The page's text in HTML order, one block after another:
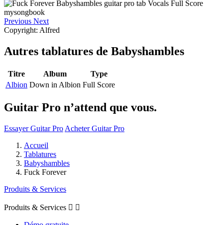
Previous Next
Copyright: Alfred
Autres tablatures de Babyshambles
Titre Album
Type
Albion Down in Albion Full Score
Guitar Pro n’attend que vous.
Essayer Guitar Pro Acheter Guitar Pro
Accueil
Tablatures
Babyshambles
Fuck Forever
Produits & Services
Produits & Services  